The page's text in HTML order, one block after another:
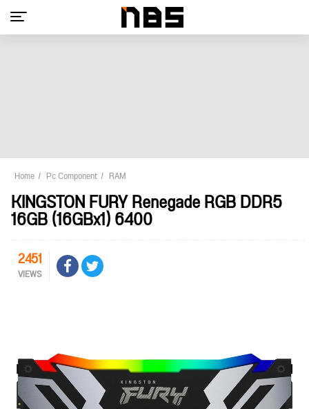
Home Pc Component RAM
KINGSTON FURY Renegade RGB DDR5
16GB (16GBx1) 6400
2451
VIEWS